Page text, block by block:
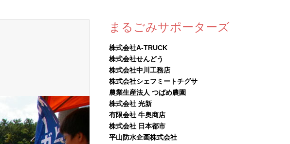
まるごみサポーターズ
株式会社A-TRUCK
株式会社せんどう
株式会社中川工務店
株式会社シェフミートチグサ
農業生産法人 つばめ農園
株式会社 光新
有限会社 牛奥商店
株式会社 日本都市
平山防水企画株式会社